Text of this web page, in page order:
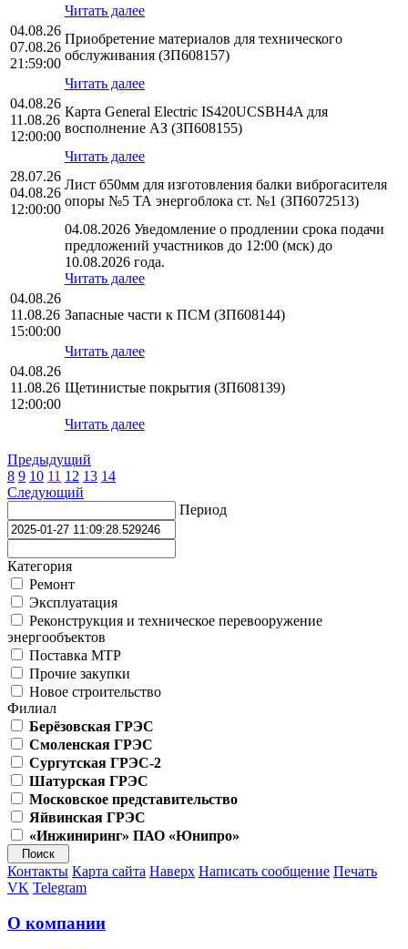
Читать далее
04.08.26
07.08.26
21:59:00
Приобретение материалов для технического
обслуживания (ЗП608157)
Читать далее
04.08.26
11.08.26
12:00:00
Карта General Electric IS420UCSBH4A для
восполнение АЗ (ЗП608155)
Читать далее
28.07.26
04.08.26
12:00:00
Лист б50мм для изготовления балки виброгасителя
опоры №5 ТА энергоблока ст. №1 (ЗП6072513)
04.08.2026 Уведомление о продлении срока подачи
предложений участников до 12:00 (мск) до
10.08.2026 года.
Читать далее
04.08.26
11.08.26
15:00:00
Запасные части к ПСМ (ЗП608144)
Читать далее
04.08.26
11.08.26
12:00:00
Щетинистые покрытия (ЗП608139)
Читать далее
Предыдущий
8 9 10 11 12 13 14
Следующий
Период
Категория
Ремонт
Эксплуатация
Реконструкция и техническое перевооружение
энергообъектов
Поставка МТР
Прочие закупки
Новое строительство
Филиал
Берёзовская ГРЭС
Смоленская ГРЭС
Сургутская ГРЭС-2
Шатурская ГРЭС
Московское представительство
Яйвинская ГРЭС
«Инжиниринг» ПАО «Юнипро»
Контакты Карта сайта Наверх Написать сообщение Печать
VK Telegram
О компании